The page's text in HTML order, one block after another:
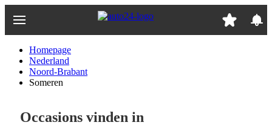
naar
Homepage
Nederland
Noord-Brabant
Someren
Occasions vinden in